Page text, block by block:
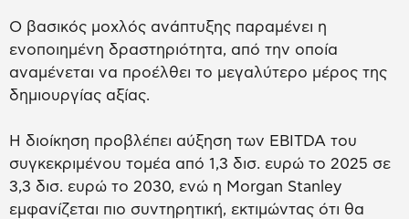
Ο βασικός μοχλός ανάπτυξης παραμένει η
ενοποιημένη δραστηριότητα, από την οποία
αναμένεται να προέλθει το μεγαλύτερο μέρος της
δημιουργίας αξίας.
Η διοίκηση προβλέπει αύξηση των EBITDA του
συγκεκριμένου τομέα από 1,3 δισ. ευρώ το 2025 σε
3,3 δισ. ευρώ το 2030, ενώ η Morgan Stanley
εμφανίζεται πιο συντηρητική, εκτιμώντας ότι θα